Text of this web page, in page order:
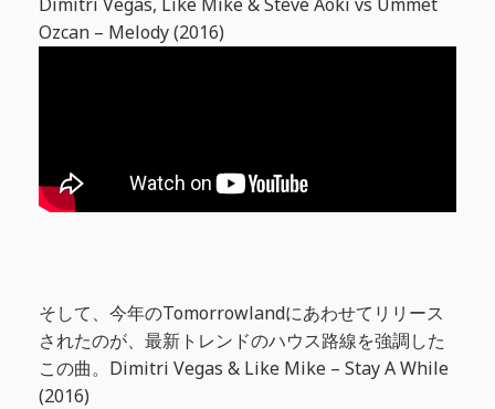
Ozcan – Melody (2016)
そして、今年のTomorrowlandにあわせてリリース
されたのが、最新トレンドのハウス路線を強調した
この曲。Dimitri Vegas & Like Mike – Stay A While
(2016)